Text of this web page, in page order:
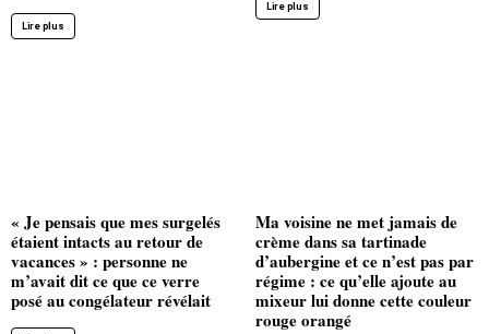
Lire plus
Lire plus
« Je pensais que mes surgelés
étaient intacts au retour de
vacances » : personne ne
m’avait dit ce que ce verre
posé au congélateur révélait
Ma voisine ne met jamais de
crème dans sa tartinade
d’aubergine et ce n’est pas par
régime : ce qu’elle ajoute au
mixeur lui donne cette couleur
rouge orangé